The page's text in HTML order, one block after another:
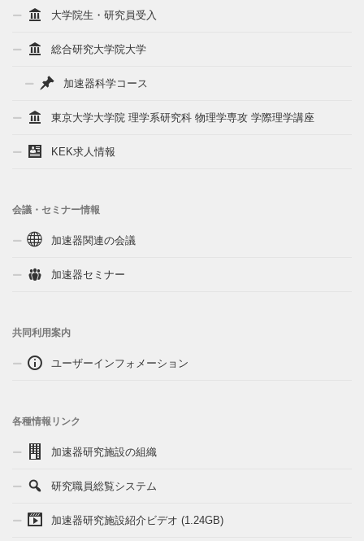
大学院生・研究員受入
総合研究大学院大学
加速器科学コース
東京大学大学院 理学系研究科 物理学専攻 学際理学講座
KEK求人情報
会議・セミナー情報
加速器関連の会議
加速器セミナー
共同利用案内
ユーザーインフォメーション
各種情報リンク
加速器研究施設の組織
研究職員総覧システム
加速器研究施設紹介ビデオ (1.24GB)